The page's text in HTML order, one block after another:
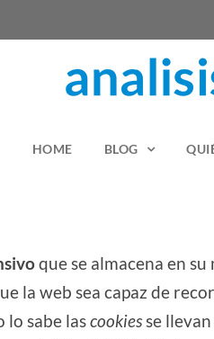
HOME BLOG
que se almacena en
la web sea capaz de
lo sabe lascookiesse